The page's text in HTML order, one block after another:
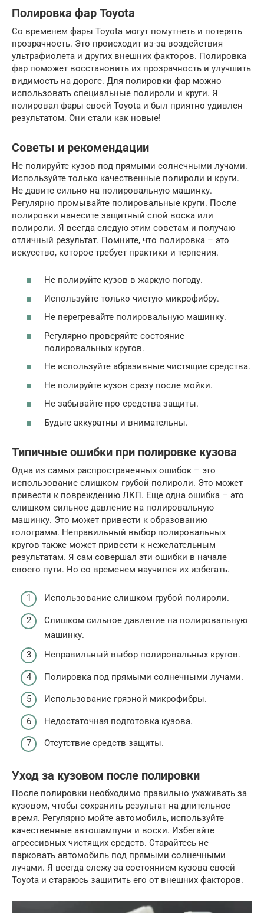
Полировка фар Toyota
Со временем фары Toyota могут помутнеть и потерять
прозрачность. Это происходит из-за воздействия
ультрафиолета и других внешних факторов. Полировка
фар поможет восстановить их прозрачность и улучшить
видимость на дороге. Для полировки фар можно
использовать специальные полироли и круги. Я
полировал фары своей Toyota и был приятно удивлен
результатом. Они стали как новые!
Советы и рекомендации
Не полируйте кузов под прямыми солнечными лучами.
Используйте только качественные полироли и круги.
Не давите сильно на полировальную машинку.
Регулярно промывайте полировальные круги. После
полировки нанесите защитный слой воска или
полироли. Я всегда следую этим советам и получаю
отличный результат. Помните, что полировка – это
искусство, которое требует практики и терпения.
Не полируйте кузов в жаркую погоду.
Используйте только чистую микрофибру.
Не перегревайте полировальную машинку.
Регулярно проверяйте состояние
полировальных кругов.
Не используйте абразивные чистящие средства.
Не полируйте кузов сразу после мойки.
Не забывайте про средства защиты.
Будьте аккуратны и внимательны.
Типичные ошибки при полировке кузова
Одна из самых распространенных ошибок – это
использование слишком грубой полироли. Это может
привести к повреждению ЛКП. Еще одна ошибка – это
слишком сильное давление на полировальную
машинку. Это может привести к образованию
голограмм. Неправильный выбор полировальных
кругов также может привести к нежелательным
результатам. Я сам совершал эти ошибки в начале
своего пути. Но со временем научился их избегать.
Использование слишком грубой полироли.
Слишком сильное давление на полировальную
машинку.
Неправильный выбор полировальных кругов.
Полировка под прямыми солнечными лучами.
Использование грязной микрофибры.
Недостаточная подготовка кузова.
Отсутствие средств защиты.
Уход за кузовом после полировки
После полировки необходимо правильно ухаживать за
кузовом, чтобы сохранить результат на длительное
время. Регулярно мойте автомобиль, используйте
качественные автошампуни и воски. Избегайте
агрессивных чистящих средств. Старайтесь не
парковать автомобиль под прямыми солнечными
лучами. Я всегда слежу за состоянием кузова своей
Toyota и стараюсь защитить его от внешних факторов.